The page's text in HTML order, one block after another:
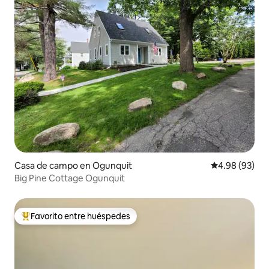
Casa de campo en Ogunquit Calificación
4.98 (93)
Big Pine Cottage Ogunquit
Favorito entre huéspedes preferido
Favorito entre huéspedes